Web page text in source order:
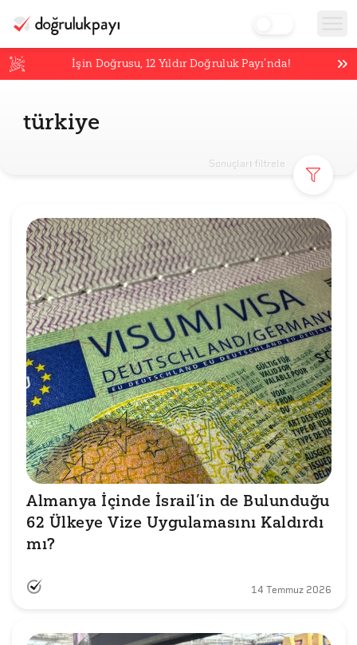
İşin Doğrusu,12 Yıldır Doğruluk Payı’nda!
türkiye
Sonuçları filtrele
Almanya İçinde İsrail’in de Bulunduğu
62 Ülkeye Vize Uygulamasını Kaldırdı
mı?
14 Temmuz 2026